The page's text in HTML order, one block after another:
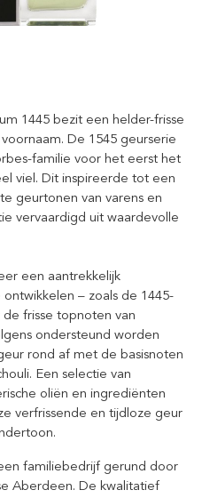
1445 bezit een helder-frisse
De 1545 geurserie
familie voor het eerst het
viel. Dit inspireerde tot een
geurtonen van varens en
vervaardigd uit waardevolle
een aantrekkelijk
– zoals de 1445-
frisse topnoten van
ondersteund worden
rond af met de basisnoten
Een selectie van
oliën en ingrediënten
verfrissende en tijdloze geur
familiebedrijf gerund door
Aberdeen. De kwalitatief